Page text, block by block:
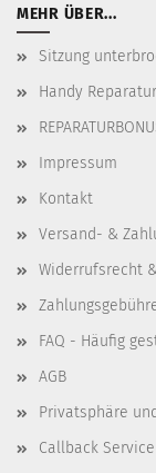
MEHR ÜBER...
Sitzung
Handy
Impressum
Kontakt
Versand- &
Widerrufsrecht
FAQ - Häufig
AGB
Privatsphäre
Callback Service